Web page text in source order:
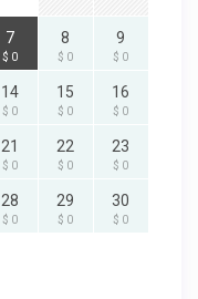
7
$ 0
8
$ 0
9
$ 0
14
$ 0
15
$ 0
16
$ 0
21
$ 0
22
$ 0
23
$ 0
28
$ 0
29
$ 0
30
$ 0